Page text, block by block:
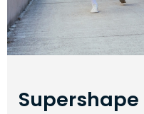
Supershape